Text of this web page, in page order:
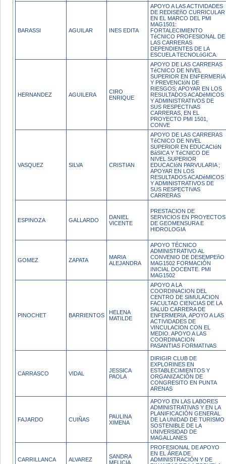
BARASSI AGUILAR INES EDITA
APOYO A LAS ACTIVIDADES
DE REDISEñO CURRICULAR
EN EL MARCO DEL PMI
MAG1501:
FORTALECIMIENTO
TéCNICO PROFESIONAL DE
LAS CARRERAS
DEPENDIENTES DE LA
ESCUELA TECNOLóGICA.
HERNANDEZ AGUILERA
CIRO
ENRIQUE
APOYO DE LAS CARRERAS
TéCNICO DE NIVEL
SUPERIOR EN ENFERMERíA
Y PREVENCIóN DE
RIESGOS; APOYAR EN LOS
RESULTADOS ACADéMICOS
Y ADMINISTRATIVOS DE
SUS RESPECTIVAS
CARRERAS, EN EL
PROYECTO PMI 1501,
CONVE
VASQUEZ SILVA CRISTIAN
APOYO DE LAS CARRERAS
TéCNICO DE NIVEL
SUPERIOR EN EDUCACIóN
BáSICA Y TéCNICO DE
NIVEL SUPERIOR
EDUCACIóN PARVULARIA ;
APOYAR EN LOS
RESULTADOS ACADéMICOS
Y ADMINISTRATIVOS DE
SUS RESPECTIVAS
CARRERAS
ESPINOZA GALLARDO
DANIEL
VICENTE
PRESTACION DE
SERVICIOS EN PROYECTOS
DE GEOMENSURA E
HIDROLOGIA
GOMEZ ZAPATA
MARIA
ALEJANDRA
APOYO TÉCNICO
ADMINISTRATIVO AL
CONVENIO DE DESEMPEñO
MAG1502 FORMACIÓN
INICIAL DOCENTE. PMI
MAG1502
PINOCHET BARRIENTOS
HELENA
MATILDE
APOYO A LA
COORDINACION DEL
CENTRO DE SIMULACION
FACULTAD CIENCIAS DE LA
SALUD CARRERA DE
ENFERMERIA, APOYO A LAS
ACTIVIDADES DE
VINCULACION CON EL
MEDIO. APOYO A LAS
COORDINACION
PASANTIAS FORMATIVAS
CARRASCO VIDAL
JESSICA
PAOLA
DIRIGIR CLUB DE
EXPLORINES EN
ESTABLECIMIENTOS Y
ORGANIZACIÓN DE
CONGRESITO EN PUNTA
ARENAS
FAJARDO CUIÑAS
PAULINA
XIMENA
APOYO EN LAS LABORES
ADMINISTRATIVAS Y EN LA
PLANIFICACIÓN GENERAL
DE LA UNIDAD DE TURISMO
SOSTENIBLE DE LA
UNIVERSIDAD DE
MAGALLANES
CARRILLANCA ALVAREZ
SANDRA
MELICIA
PROFESIONAL DE APOYO
EN EL ÁREA DE
ADMINISTRACIÓN Y DE